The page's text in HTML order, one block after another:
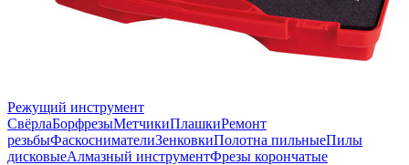
Режущий инструмент
СвёрлаБорфрезыМетчикиПлашкиРемонт
резьбыФаскоснимателиЗенковкиПолотна пильныеПилы
дисковыеАлмазный инструментФрезы корончатые